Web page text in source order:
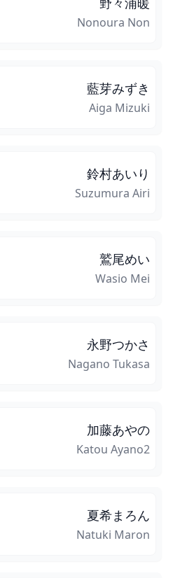
Nonoura Non
藍芽みずき
Aiga Mizuki
鈴村あいり
Suzumura Airi
鷲尾めい
Wasio Mei
永野つかさ
Nagano Tukasa
加藤あやの
Katou Ayano2
夏希まろん
Natuki Maron